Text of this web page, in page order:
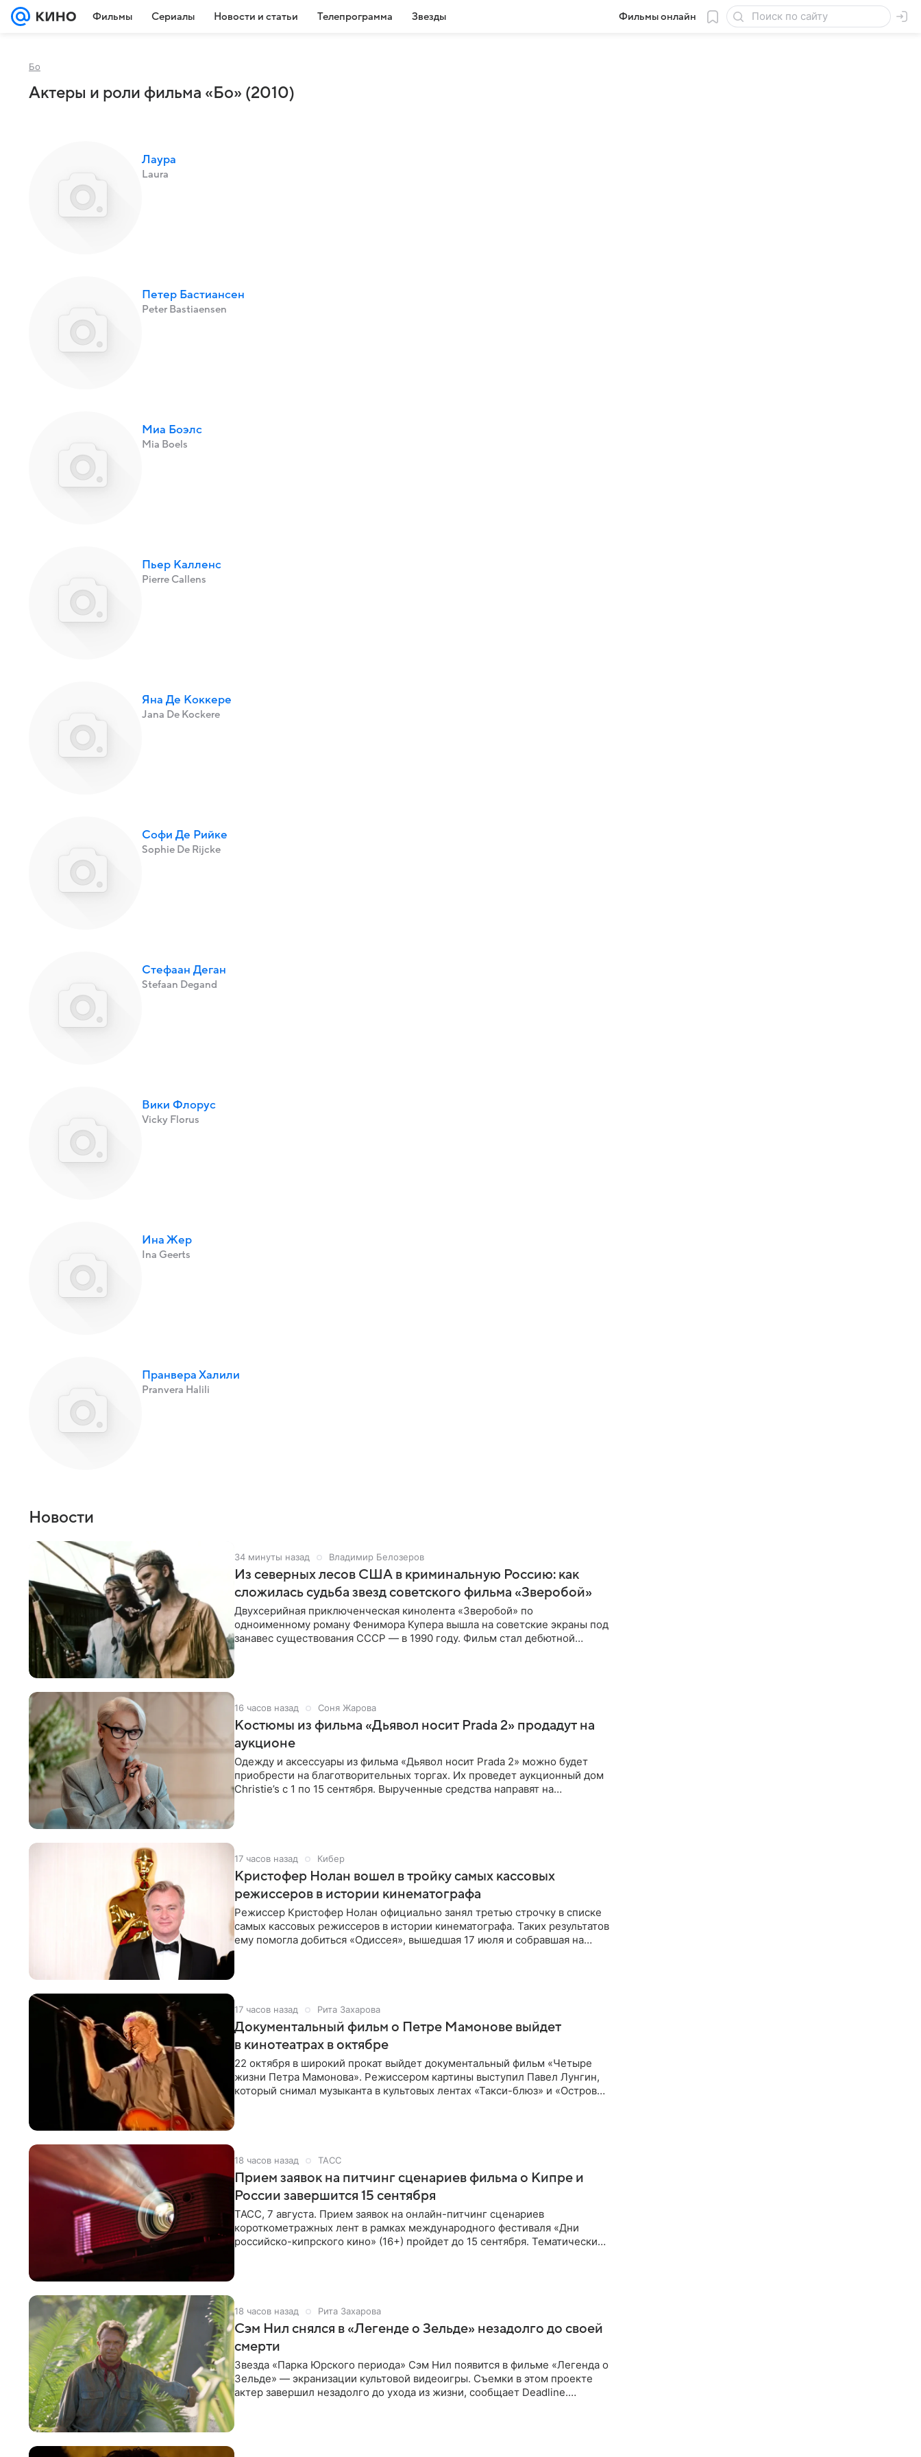
Фильмы Сериалы Новости и статьи Телепрограмма Звезды Фильмы онлайн
Бо
Актеры и роли фильма «Бо» (2010)
Лаура
Laura
Петер Бастиансен
Peter Bastiaensen
Миа Боэлс
Mia Boels
Пьер Калленс
Pierre Callens
Яна Де Коккере
Jana De Kockere
Софи Де Рийке
Sophie De Rijcke
Стефаан Деган
Stefaan Degand
Вики Флорус
Vicky Florus
Ина Жер
Ina Geerts
Пранвера Халили
Pranvera Halili
Новости
34 минуты назад Владимир Белозеров
Из северных лесов США в криминальную Россию: как
сложилась судьба звезд советского фильма «Зверобой»
Двухсерийная приключенческая кинолента «Зверобой» по
одноименному роману Фенимора Купера вышла на советские экраны под
занавес существования СССР — в 1990 году. Фильм стал дебютной
16 часов назад Соня Жарова
Костюмы из фильма «Дьявол носит Prada 2» продадут на
аукционе
Одежду и аксессуары из фильма «Дьявол носит Prada 2» можно будет
приобрести на благотворительных торгах. Их проведет аукционный дом
Christie’s с 1 по 15 сентября. Вырученные средства направят на
17 часов назад Кибер
Кристофер Нолан вошел в тройку самых кассовых
режиссеров в истории кинематографа
Режиссер Кристофер Нолан официально занял третью строчку в списке
самых кассовых режиссеров в истории кинематографа. Таких результатов
ему помогла добиться «Одиссея», вышедшая 17 июля и собравшая на
17 часов назад Рита Захарова
Документальный фильм о Петре Мамонове выйдет
в кинотеатрах в октябре
22 октября в широкий прокат выйдет документальный фильм «Четыре
жизни Петра Мамонова». Режиссером картины выступил Павел Лунгин,
который снимал музыканта в культовых лентах «Такси-блюз» и «Остров».
18 часов назад ТАСС
Прием заявок на питчинг сценариев фильма о Кипре и
России завершится 15 сентября
ТАСС, 7 августа. Прием заявок на онлайн-питчинг сценариев
короткометражных лент в рамках международного фестиваля «Дни
российско-кипрского кино» (16+) пройдет до 15 сентября. Тематически
18 часов назад Рита Захарова
Сэм Нил снялся в «Легенде о Зельде» незадолго до своей
смерти
Звезда «Парка Юрского периода» Сэм Нил появится в фильме «Легенда о
Зельде» — экранизации культовой видеоигры. Съемки в этом проекте
актер завершил незадолго до ухода из жизни, сообщает Deadline.